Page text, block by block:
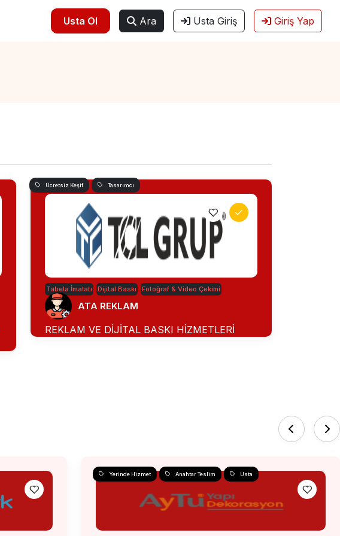
Usta Ol Ara Usta Giriş Giriş Yap
Ücretsiz Keşif Tasarımcı
Tabela İmalatı Dijital Baskı Fotoğraf & Video Çekimi
ATA REKLAM
REKLAM VE DİJİTAL BASKI HİZMETLERİ
Yerinde Hizmet Anahtar Teslim Usta